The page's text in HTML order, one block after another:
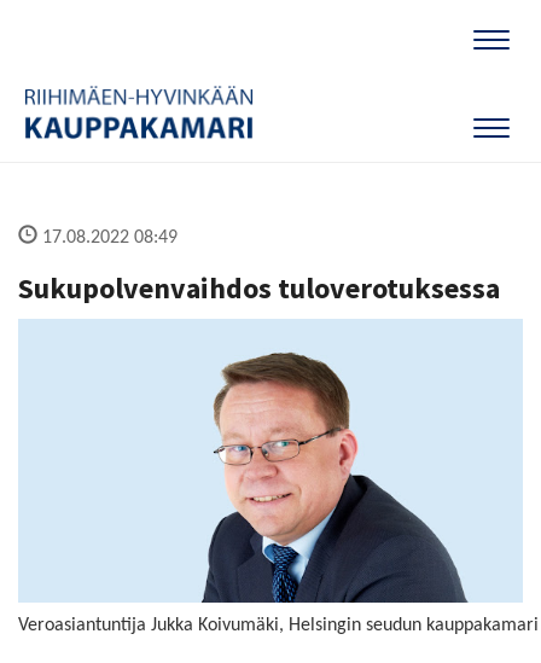
17.08.2022 08:49
Sukupolvenvaihdos tuloverotuksessa
Veroasiantuntija Jukka Koivumäki, Helsingin seudun kauppakamari